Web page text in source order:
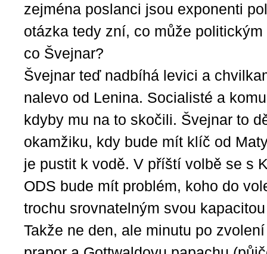
zejména poslanci jsou exponenti
otázka tedy zní, co může
co Švejnar?
Švejnar teď nadbíhá levici a
nalevo od Lenina. Socialisté a
kdyby mu na to skočili. Švejnar to
okamžiku, kdy bude mít klíč od
je pustit k vodě. V příští volbě se s
ODS bude mít problém, koho do
trochu srovnatelným svou
Takže ne den, ale minutu po